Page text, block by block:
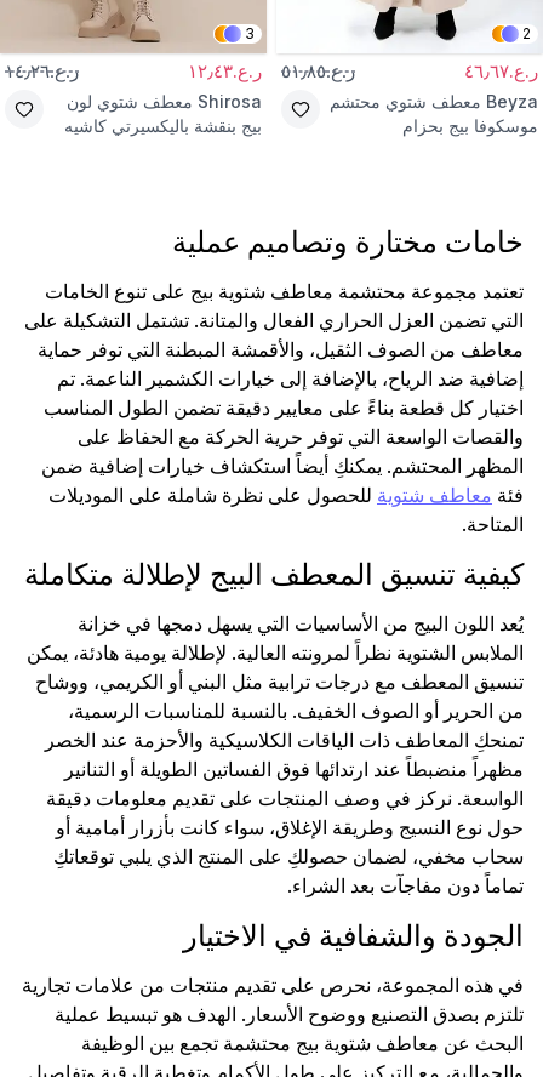
2
ر.ع.٤٦٫٦٧ ر.ع.٥١٫٨٥
Beyza معطف شتوي محتشم
موسكوفا بيج بحزام
3
ر.ع.١٢٫٤٣ ر.ع.١٤٫٢٦
Shirosa معطف شتوي لون
بيج بنقشة باليكسيرتي كاشيه
خامات مختارة وتصاميم عملية
تعتمد مجموعة محتشمة معاطف شتوية بيج على تنوع الخامات
التي تضمن العزل الحراري الفعال والمتانة. تشتمل التشكيلة على
معاطف من الصوف الثقيل، والأقمشة المبطنة التي توفر حماية
إضافية ضد الرياح، بالإضافة إلى خيارات الكشمير الناعمة. تم
اختيار كل قطعة بناءً على معايير دقيقة تضمن الطول المناسب
والقصات الواسعة التي توفر حرية الحركة مع الحفاظ على
المظهر المحتشم. يمكنكِ أيضاً استكشاف خيارات إضافية ضمن
فئة معاطف شتوية للحصول على نظرة شاملة على الموديلات
المتاحة.
كيفية تنسيق المعطف البيج لإطلالة متكاملة
يُعد اللون البيج من الأساسيات التي يسهل دمجها في خزانة
الملابس الشتوية نظراً لمرونته العالية. لإطلالة يومية هادئة، يمكن
تنسيق المعطف مع درجات ترابية مثل البني أو الكريمي، ووشاح
من الحرير أو الصوف الخفيف. بالنسبة للمناسبات الرسمية،
تمنحكِ المعاطف ذات الياقات الكلاسيكية والأحزمة عند الخصر
مظهراً منضبطاً عند ارتدائها فوق الفساتين الطويلة أو التنانير
الواسعة. نركز في وصف المنتجات على تقديم معلومات دقيقة
حول نوع النسيج وطريقة الإغلاق، سواء كانت بأزرار أمامية أو
سحاب مخفي، لضمان حصولكِ على المنتج الذي يلبي توقعاتكِ
تماماً دون مفاجآت بعد الشراء.
الجودة والشفافية في الاختيار
في هذه المجموعة، نحرص على تقديم منتجات من علامات تجارية
تلتزم بصدق التصنيع ووضوح الأسعار. الهدف هو تبسيط عملية
البحث عن معاطف شتوية بيج محتشمة تجمع بين الوظيفة
والجمالية، مع التركيز على طول الأكمام وتغطية الرقبة وتفاصيل